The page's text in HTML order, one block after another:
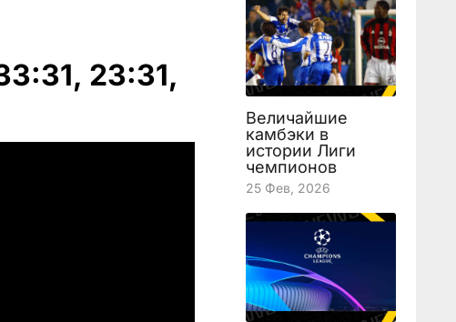
23:31,
Величайшие
камбэки в
истории Лиги
чемпионов
25 Фев, 2026